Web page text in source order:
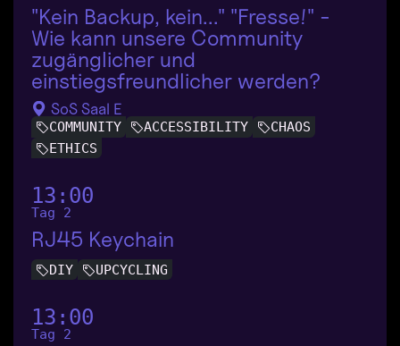
"Kein Backup, kein..." "Fresse!" -
Wie kann unsere Community
zugänglicher und
einstiegsfreundlicher werden?
SoS Saal E
COMMUNITY ACCESSIBILITY
CHAOS
ETHICS
13:00
Tag 2
RJ45 Keychain
DIY UPCYCLING
13:00
Tag 2